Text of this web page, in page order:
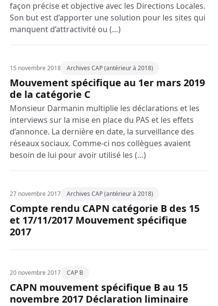
façon précise et objective avec les Directions Locales.
Son but est d’apporter une solution pour les sites qui
manquent d’attractivité ou (…)
15 novembre 2018 Archives CAP (antérieur à 2018)
Mouvement spécifique au 1er mars 2019
de la catégorie C
Monsieur Darmanin multiplie les déclarations et les
interviews sur la mise en place du PAS et les effets
d’annonce. La dernière en date, la surveillance des
réseaux sociaux. Comme-ci nos collègues avaient
besoin de lui pour avoir utilisé les (…)
27 novembre 2017 Archives CAP (antérieur à 2018)
Compte rendu CAPN catégorie B des 15
et 17/11/2017 Mouvement spécifique
2017
20 novembre 2017 CAP B
CAPN mouvement spécifique B au 15
novembre 2017 Déclaration liminaire